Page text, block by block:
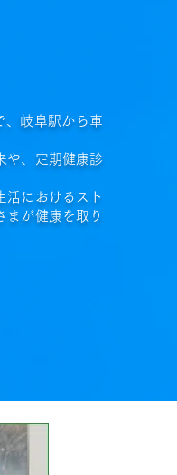
、岐阜駅から車
や、定期健康診
活におけるスト
まが健康を取り